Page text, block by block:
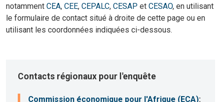
notamment CEA, CEE, CEPALC, CESAP et CESAO, en utilisant
le formulaire de contact situé à droite de cette page ou en
utilisant les coordonnées indiquées ci-dessous.
Contacts régionaux pour l'enquête
Commission économique pour l'Afrique (ECA):